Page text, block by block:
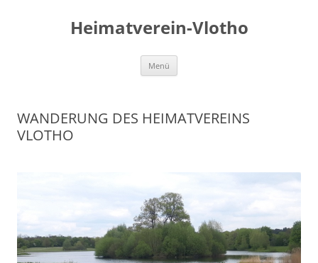
Heimatverein-Vlotho
Menü
WANDERUNG DES HEIMATVEREINS
VLOTHO